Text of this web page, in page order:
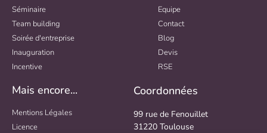
Séminaire
Team building
Soirée d'entreprise
Inauguration
Incentive
Equipe
Contact
Blog
Devis
RSE
Mais encore...
Mentions Légales
Licence
Coordonnées
99 rue de Fenouillet
31220 Toulouse